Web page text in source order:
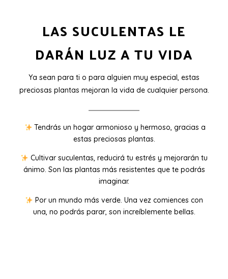
LAS SUCULENTAS LE
DARÁN LUZ A TU VIDA
Ya sean para ti o para alguien muy especial, estas
preciosas plantas mejoran la vida de cualquier persona.
Tendrás un hogar armonioso y hermoso, gracias a
estas preciosas plantas.
Cultivar suculentas, reducirá tu estrés y mejorarán tu
ánimo. Son las plantas más resistentes que te podrás
imaginar.
Por un mundo más verde. Una vez comiences con
una, no podrás parar, son increíblemente bellas.